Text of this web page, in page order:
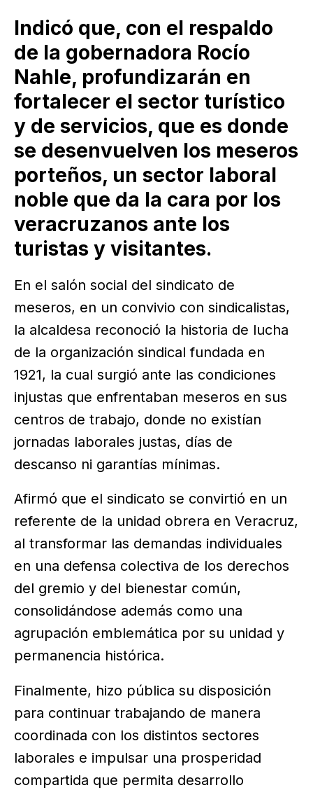
Indicó que, con el respaldo
de la gobernadora Rocío
Nahle, profundizarán en
fortalecer el sector turístico
y de servicios, que es donde
se desenvuelven los meseros
porteños, un sector laboral
noble que da la cara por los
veracruzanos ante los
turistas y visitantes.
En el salón social del sindicato de
meseros, en un convivio con sindicalistas,
la alcaldesa reconoció la historia de lucha
de la organización sindical fundada en
1921, la cual surgió ante las condiciones
injustas que enfrentaban meseros en sus
centros de trabajo, donde no existían
jornadas laborales justas, días de
descanso ni garantías mínimas.
Afirmó que el sindicato se convirtió en un
referente de la unidad obrera en Veracruz,
al transformar las demandas individuales
en una defensa colectiva de los derechos
del gremio y del bienestar común,
consolidándose además como una
agrupación emblemática por su unidad y
permanencia histórica.
Finalmente, hizo pública su disposición
para continuar trabajando de manera
coordinada con los distintos sectores
laborales e impulsar una prosperidad
compartida que permita desarrollo